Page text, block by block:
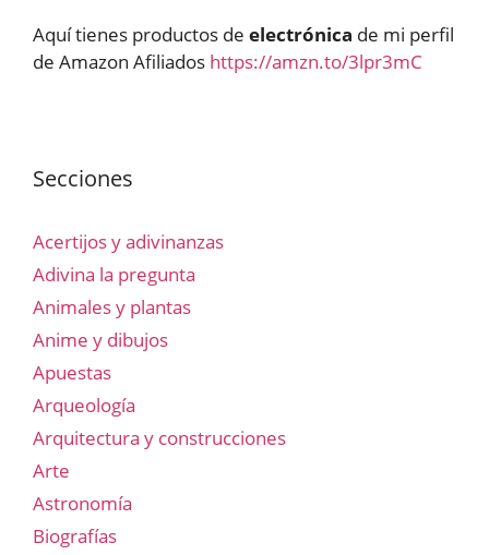
Aquí tienes productos de electrónica de mi perfil
de Amazon Afiliados https://amzn.to/3lpr3mC
Secciones
Acertijos y adivinanzas
Adivina la pregunta
Animales y plantas
Anime y dibujos
Apuestas
Arqueología
Arquitectura y construcciones
Arte
Astronomía
Biografías